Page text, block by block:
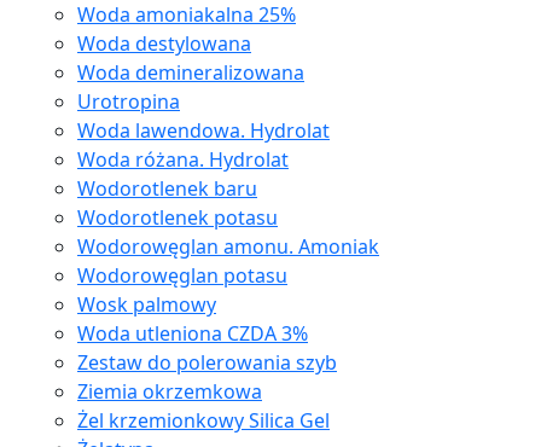
Woda amoniakalna 25%
Woda destylowana
Woda demineralizowana
Urotropina
Woda lawendowa. Hydrolat
Woda różana. Hydrolat
Wodorotlenek baru
Wodorotlenek potasu
Wodorowęglan amonu. Amoniak
Wodorowęglan potasu
Wosk palmowy
Woda utleniona CZDA 3%
Zestaw do polerowania szyb
Ziemia okrzemkowa
Żel krzemionkowy Silica Gel